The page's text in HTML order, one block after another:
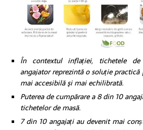
În contextul inflației, tichetele
angajator reprezintă o soluție practică
mai accesibilă şi mai echilibrată.
Puterea de cumpărare a 8 din 10
tichetelor de masă.
7 din 10 angajați au devenit mai